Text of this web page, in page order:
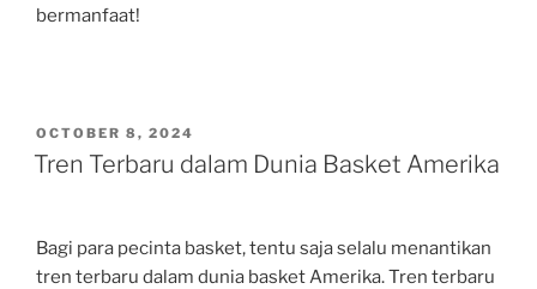
bermanfaat!
POSTED
ON
OCTOBER 8, 2024
Tren Terbaru dalam Dunia Basket Amerika
Bagi para pecinta basket, tentu saja selalu menantikan
tren terbaru dalam dunia basket Amerika. Tren terbaru